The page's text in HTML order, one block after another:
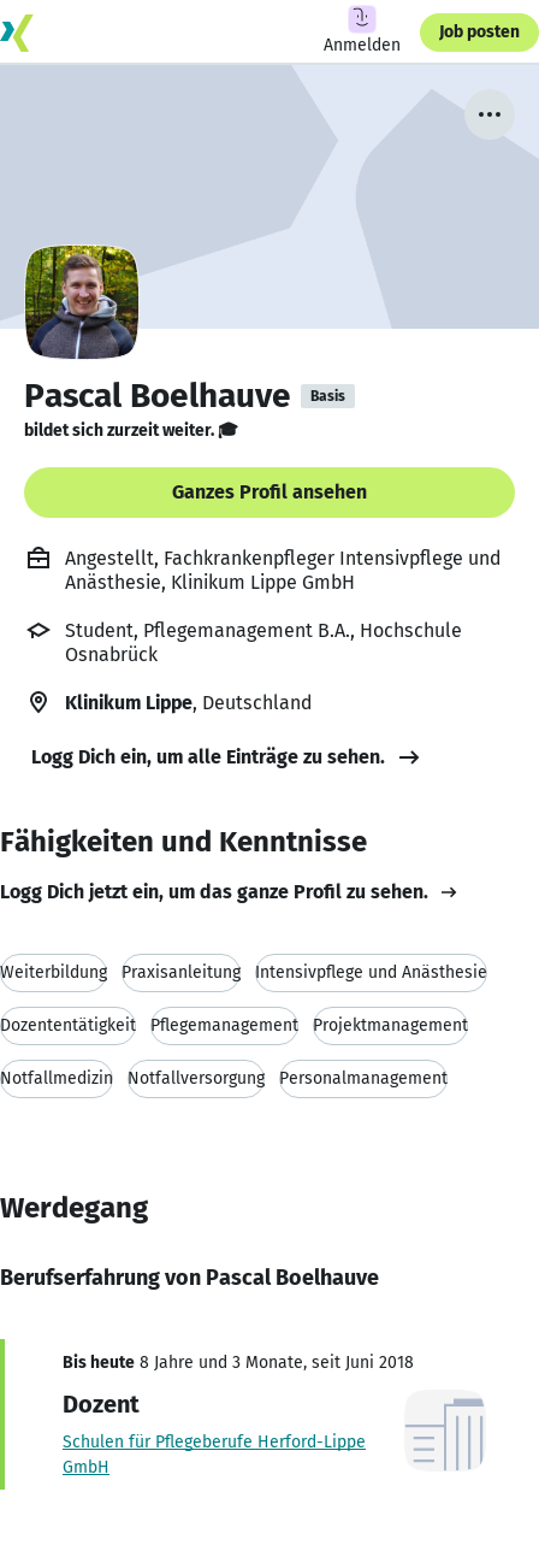
Anmelden
Job posten
Pascal Boelhauve Basis
bildet sich zurzeit weiter. 🎓
Ganzes Profil ansehen
Angestellt, Fachkrankenpfleger Intensivpflege und
Anästhesie, Klinikum Lippe GmbH
Student, Pflegemanagement B.A., Hochschule
Osnabrück
Klinikum Lippe, Deutschland
Logg Dich ein, um alle Einträge zu sehen.
Fähigkeiten und Kenntnisse
Logg Dich jetzt ein, um das ganze Profil zu sehen.
Weiterbildung Praxisanleitung Intensivpflege und Anästhesie
Dozententätigkeit Pflegemanagement Projektmanagement
Notfallmedizin Notfallversorgung Personalmanagement
Werdegang
Berufserfahrung von Pascal Boelhauve
Bis heute 8 Jahre und 3 Monate, seit Juni 2018
Dozent
Schulen für Pflegeberufe Herford-Lippe
GmbH